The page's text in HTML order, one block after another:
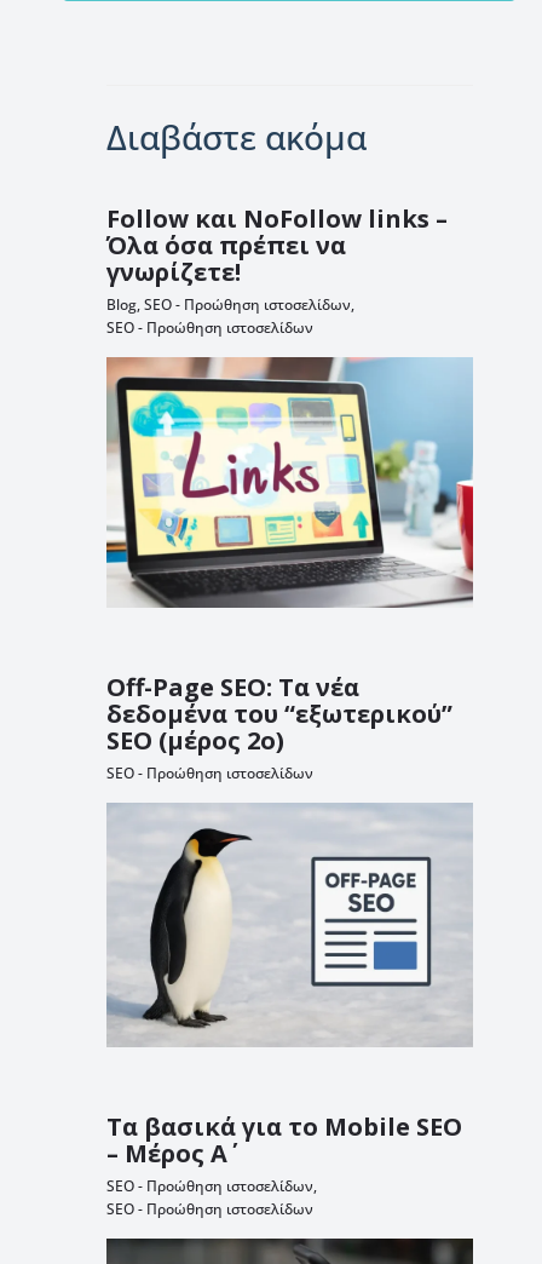
Διαβάστε ακόμα
Follow και NoFollow links –
Όλα όσα πρέπει να
γνωρίζετε!
Blog,SEO - Προώθηση ιστοσελίδων,
SEO - Προώθηση ιστοσελίδων
Off-Page SEO: Τα νέα
δεδομένα του “εξωτερικού”
SEO (μέρος 2ο)
SEO - Προώθηση ιστοσελίδων
Τα βασικά για το Mobile SEO
– Μέρος Α΄
SEO - Προώθηση ιστοσελίδων,
SEO - Προώθηση ιστοσελίδων